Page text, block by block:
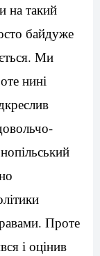
на такий
байдуже
Ми
нині
Проте
і оцінив